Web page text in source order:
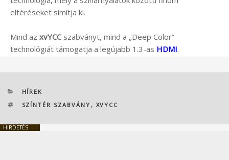
eltéréseket simítja ki.
Mind az xvYCCszabványt, mind a „Deep Color”
technológiát támogatja a legújabb 1.3-as HDMI.
KATEGÓRIÁK
HÍREK
CÍMKÉK
SZÍNTÉR SZABVÁNY , XVYCC
HIRDETÉS